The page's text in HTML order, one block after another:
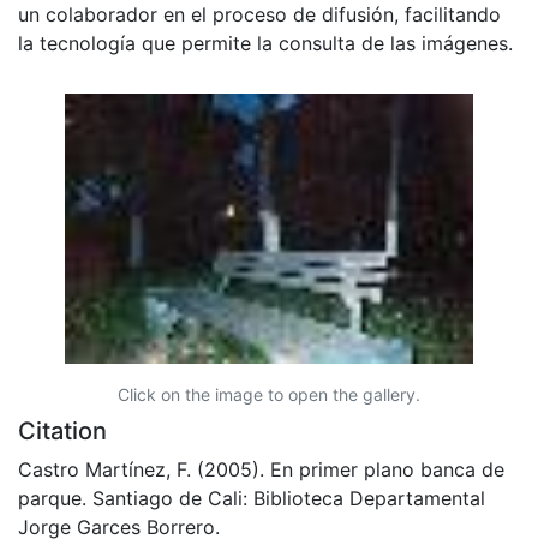
un colaborador en el proceso de difusión, facilitando
la tecnología que permite la consulta de las imágenes.
Click on the image to open the gallery.
Citation
Castro Martínez, F. (2005). En primer plano banca de
parque. Santiago de Cali: Biblioteca Departamental
Jorge Garces Borrero.